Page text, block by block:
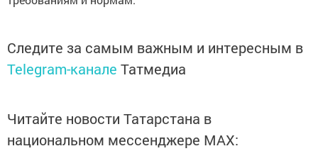
Следите за самым важным и интересным в
Telegram-канале Татмедиа
Читайте новости Татарстана в
национальном мессенджере MАХ: